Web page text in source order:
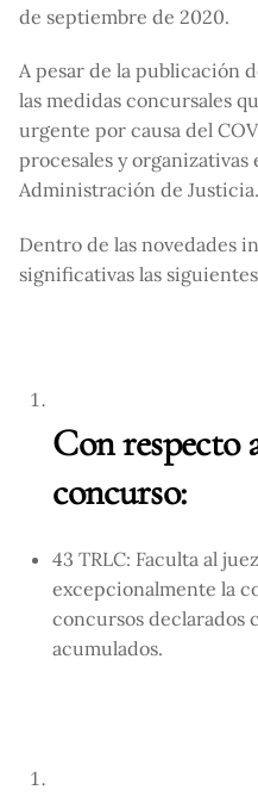
de septiembre de 2020.
A pesar de la publicación
las medidas concursales
urgente por causa del
procesales y organizativas
Administración de Justicia.
Dentro de las novedades
significativas las
Con respecto
concurso:
43 TRLC: Faculta al
excepcionalmente la
concursos declarados
acumulados.